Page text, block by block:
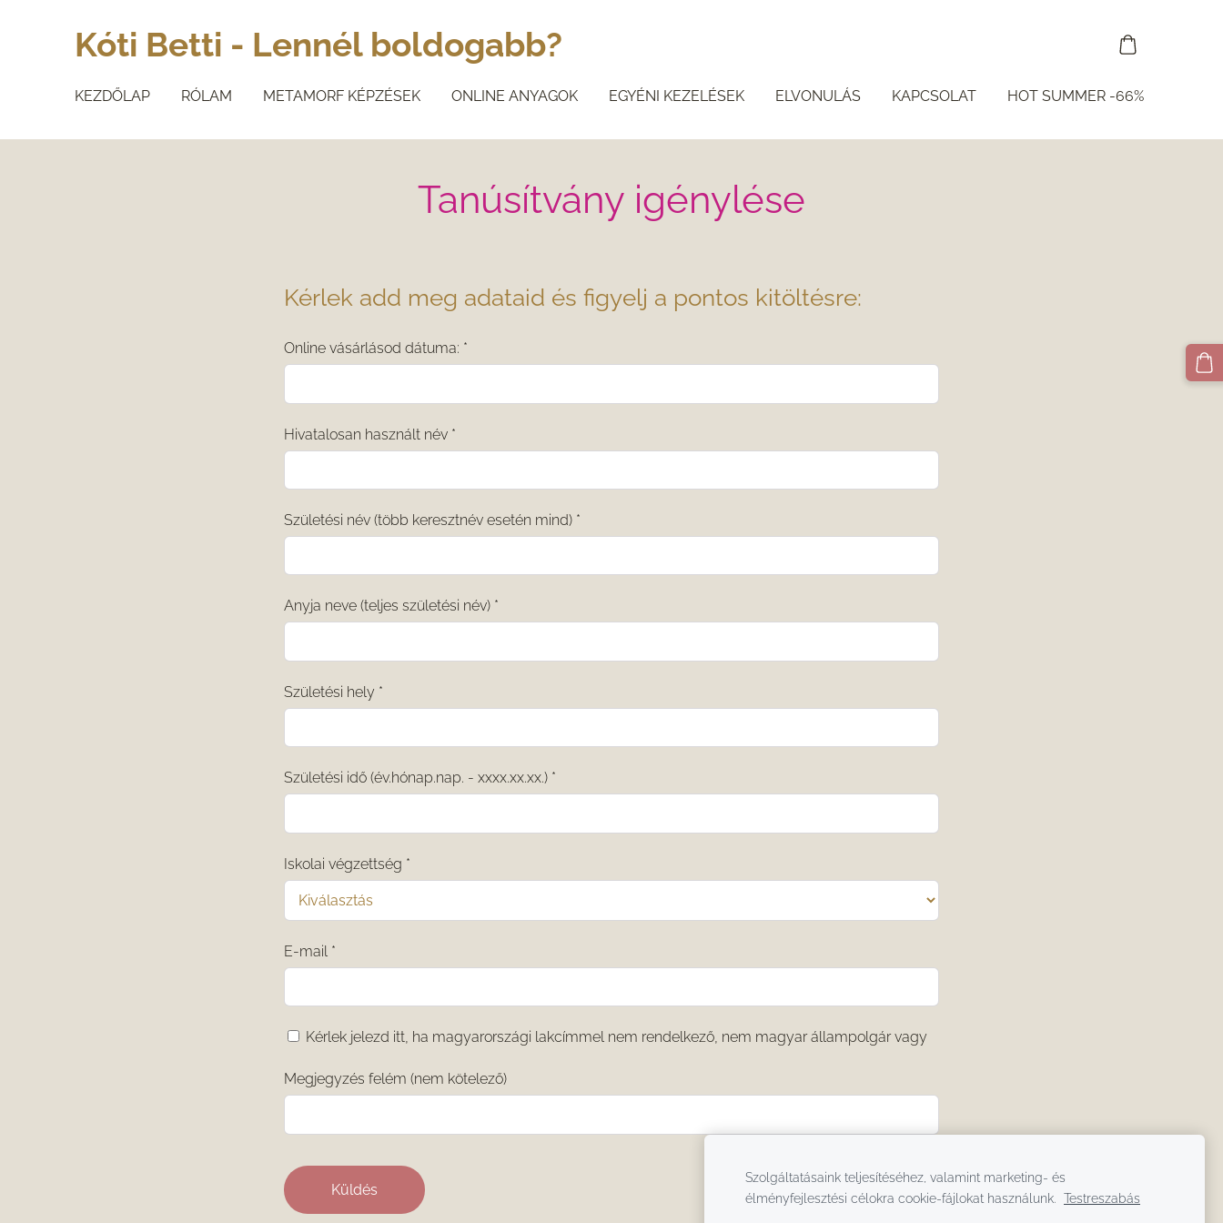
Kóti Betti - Lennél boldogabb?
KEZDŐLAP RÓLAM METAMORF KÉPZÉSEK ONLINE ANYAGOK EGYÉNI KEZELÉSEK ELVONULÁS KAPCSOLAT HOT SUMMER -66%
Tanúsítvány igénylése
Kérlek add meg adataid és figyelj a pontos kitöltésre:
Online vásárlásod dátuma: *
Hivatalosan használt név *
Születési név (több keresztnév esetén mind) *
Anyja neve (teljes születési név) *
Születési hely *
Születési idő (év.hónap.nap. - xxxx.xx.xx.) *
Iskolai végzettség *
E-mail *
Kérlek jelezd itt, ha magyarországi lakcímmel nem rendelkező, nem magyar állampolgár vagy
Megjegyzés felém (nem kötelező)
Szolgáltatásaink teljesítéséhez, valamint marketing- és
élményfejlesztési célokra cookie-fájlokat használunk.
Testreszabás